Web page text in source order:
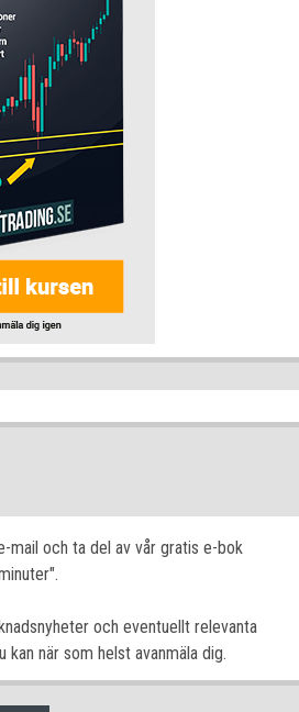
mail och ta del av vår gratis e-bok
och eventuellt relevanta
kan när som helst avanmäla dig.